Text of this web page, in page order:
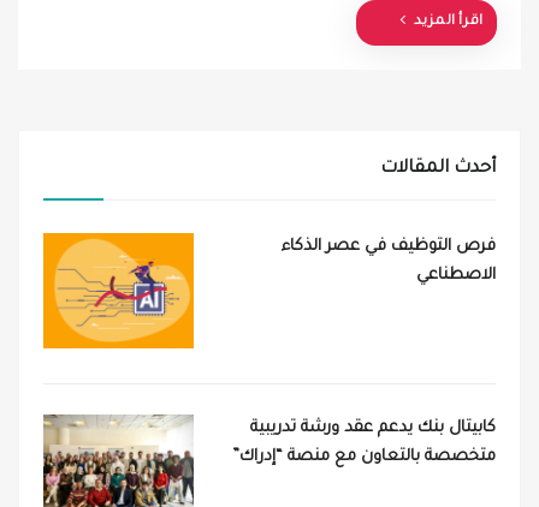
o
n
اقرأ المزيد
أحدث المقالات
فرص التوظيف في عصر الذكاء
الاصطناعي
كابيتال بنك يدعم عقد ورشة تدريبية
متخصصة بالتعاون مع منصة “إدراك”